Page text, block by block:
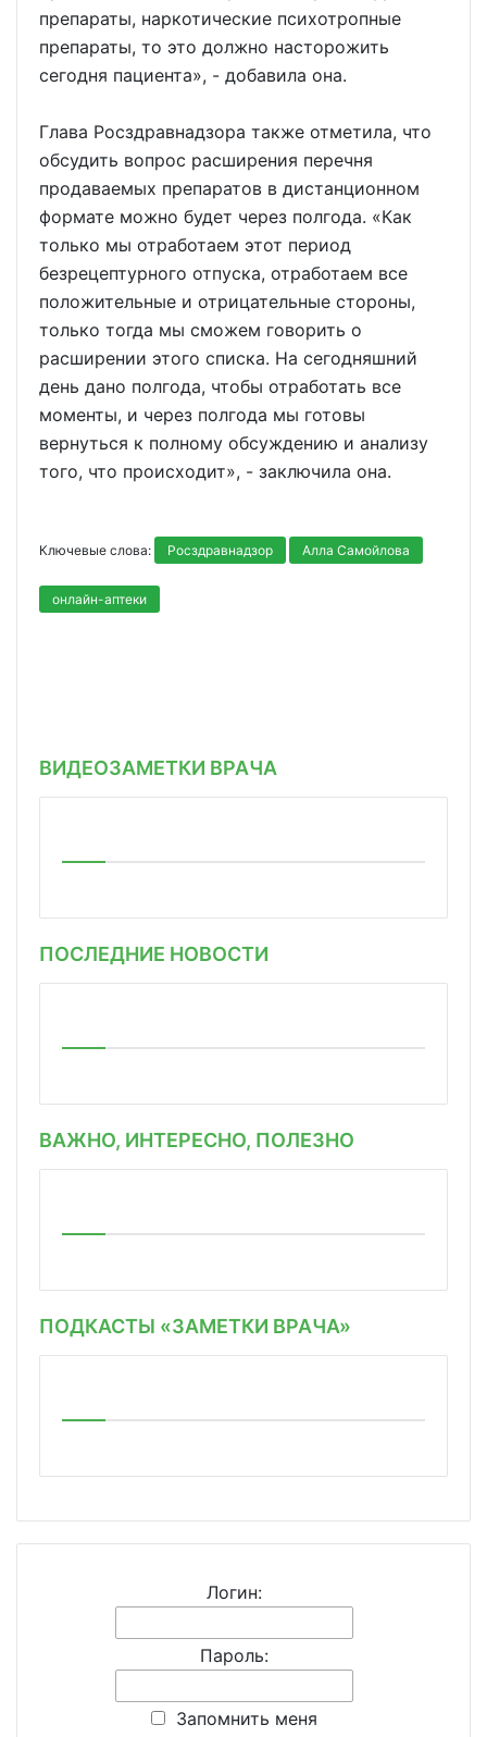
препараты, наркотические психотропные
препараты, то это должно насторожить
сегодня пациента», - добавила она.
Глава Росздравнадзора также отметила, что
обсудить вопрос расширения перечня
продаваемых препаратов в дистанционном
формате можно будет через полгода. «Как
только мы отработаем этот период
безрецептурного отпуска, отработаем все
положительные и отрицательные стороны,
только тогда мы сможем говорить о
расширении этого списка. На сегодняшний
день дано полгода, чтобы отработать все
моменты, и через полгода мы готовы
вернуться к полному обсуждению и анализу
того, что происходит», - заключила она.
Ключевые слова: Росздравнадзор Алла Самойлова
онлайн-аптеки
ВИДЕОЗАМЕТКИ ВРАЧА
ПОСЛЕДНИЕ НОВОСТИ
ВАЖНО, ИНТЕРЕСНО, ПОЛЕЗНО
ПОДКАСТЫ «ЗАМЕТКИ ВРАЧА»
Логин:
Пароль:
Запомнить меня